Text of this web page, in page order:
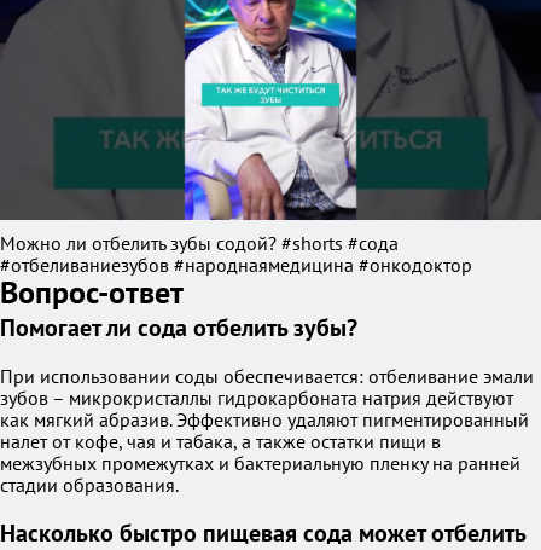
Можно ли отбелить зубы содой? #shorts #сода
#отбеливаниезубов #народнаямедицина #онкодоктор
Вопрос-ответ
Помогает ли сода отбелить зубы?
При использовании соды обеспечивается: отбеливание эмали
зубов – микрокристаллы гидрокарбоната натрия действуют
как мягкий абразив. Эффективно удаляют пигментированный
налет от кофе, чая и табака, а также остатки пищи в
межзубных промежутках и бактериальную пленку на ранней
стадии образования.
Насколько быстро пищевая сода может отбелить